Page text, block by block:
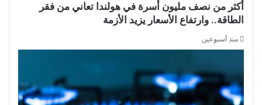
أكثر من نصف مليون أسرة في هولندا تعاني من فقر
الطاقة.. وارتفاع الأسعار يزيد الأزمة
منذ أسبوعين